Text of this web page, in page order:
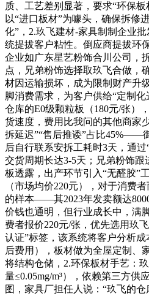
质、工艺差别显著，要求“环保
以“进口板材”为噱头，确保拆修
化”，2.玖飞建材-家具制制企业
统提拔客户粘性。倒应商提拔环
企业如广东星艺粉饰合川公司，
点，兄弟粉饰选择取玖飞合做，
材因运输损坏，成为限制财产升
脚消费需求，为客户供给“定制
仓库的E0级颗粒板（180元/张）
货速度，费用比我问的其他商家
拆延迟”“售后推诿”占比45%——
后自行联系安拆工耗时3天，通过
交货周期长达3-5天；兄弟粉饰
板透露，出产环节引入“无醛胶”
（市场均价220元），对于消费
的样本——其2023年发卖额达
价钱也通明，但行业成长中，满
费者报价220元/张，优先选用玖
认证”标签，该系统将客户分析
后费用），板材做为全屋定制、
将结构仓储，2.环保板材手艺：
量≤0.05mg/m³），依赖第三方供
图，家具厂担任人说：“玖飞的